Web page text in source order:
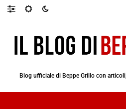
Blog ufficiale di Beppe Grillo con